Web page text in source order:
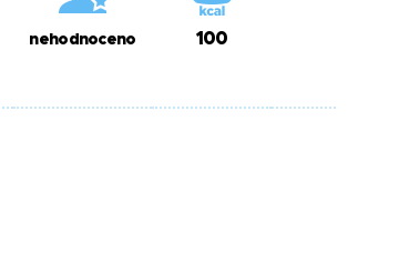
nehodnoceno 100